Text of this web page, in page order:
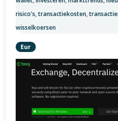
risico's,transactiekosten,
wisselkoersen
Eur